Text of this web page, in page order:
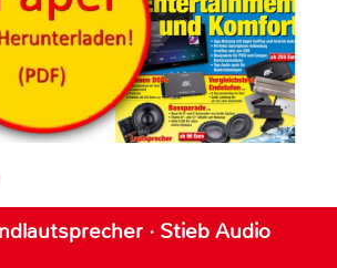
· Stieb Audio